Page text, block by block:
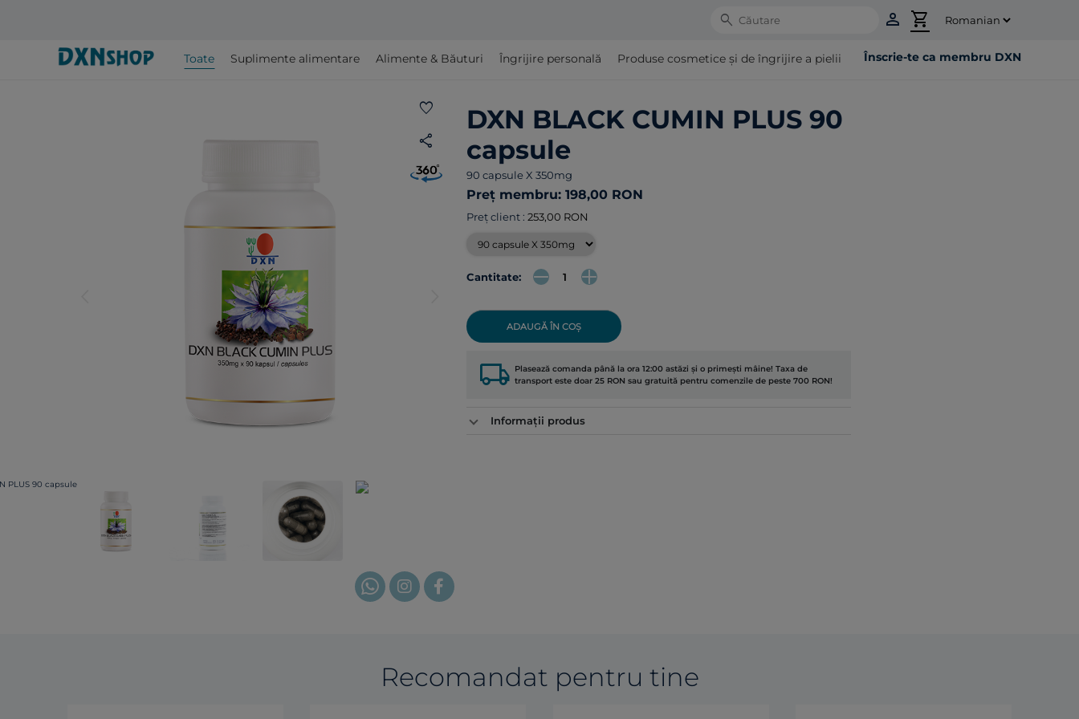
Search person shopping_cart
Toate Suplimente alimentare Alimente & Băuturi Îngrijire personală Produse cosmetice şi de îngrijire a pielii Înscrie-te ca membru DXN
favorite
share
DXN BLACK CUMIN PLUS 90
capsule
90 capsule X 350mg
Preț membru: 198,00 RON
Preț client : 253,00 RON
Cantitate:
ADAUGĂ ÎN COȘ
local_shipping Plasează comanda până la ora 12:00 astăzi și o primești mâine! Taxa de
transport este doar 25 RON sau gratuită pentru comenzile de peste 700 RON!
Informații produs
Recomandat pentru tine